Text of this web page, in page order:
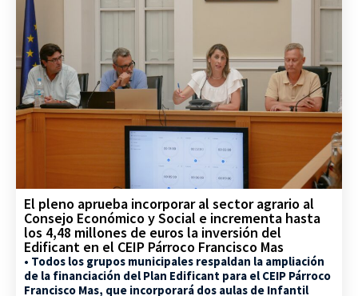
El pleno aprueba incorporar al sector agrario al
Consejo Económico y Social e incrementa hasta
los 4,48 millones de euros la inversión del
Edificant en el CEIP Párroco Francisco Mas
• Todos los grupos municipales respaldan la ampliación
de la financiación del Plan Edificant para el CEIP Párroco
Francisco Mas, que incorporará dos aulas de Infantil